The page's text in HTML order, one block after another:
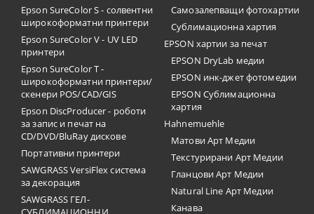
Epson SureColor S - солвентни
широкоформатни принтери
Epson SureColor V - UV LED
принтери
Epson SureColor T -
широкоформатни принтери/
скенери POS/CAD/GIS
Epson DiscProducer - роботи
за запис и печат на
CD/DVD/BluRay дискове
Портативни принтери
SAWGRASS VersiFlex система
за декорация
SAWGRASS ГЕЛ-
Самозалепващи фотохартии
Сублимационна хартия
EPSON хартии за печат
EPSON DryLab медии
EPSON инк-джет фотомедии
EPSON Сублимационна
хартия
Hahnemuehle
Матови Арт Медии
Текстурирани Арт Медии
Гланцови Арт Медии
Natural Line Арт Медии
Канава